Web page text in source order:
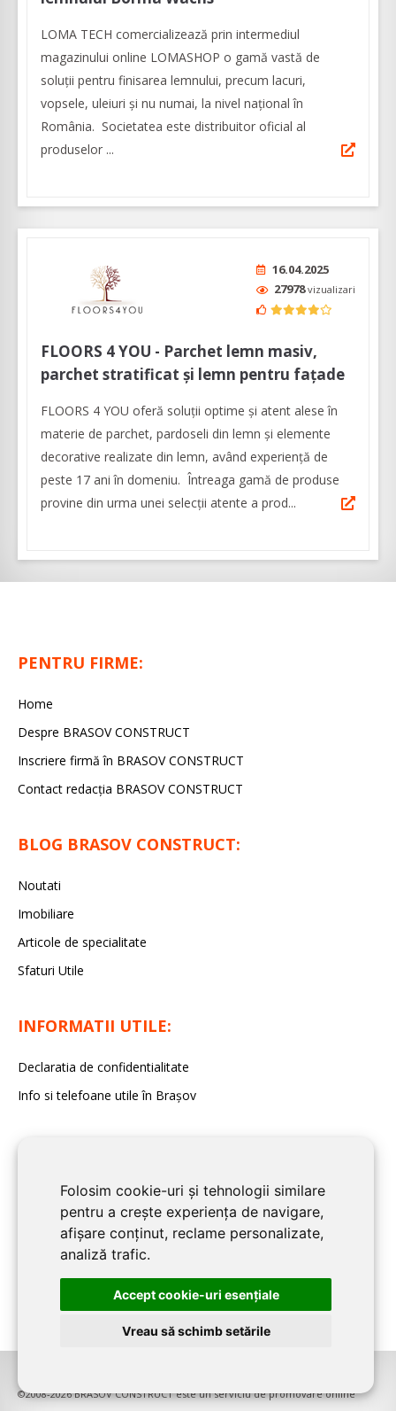
Folosim cookie-uri și tehnologii similare
pentru a crește experiența de navigare,
afișare conținut, reclame personalizate,
analiză trafic.
Accept cookie-uri esenţiale
Vreau să schimb setările
LOMA TECH comercializează prin intermediul
magazinului online LOMASHOP o gamă vastă de
soluții pentru finisarea lemnului, precum lacuri,
vopsele, uleiuri și nu numai, la nivel național în
România. Societatea este distribuitor oficial al
produselor ...
16.04.2025
27978vizualizari
FLOORS 4 YOU - Parchet lemn masiv,
parchet stratificat și lemn pentru fațade
FLOORS 4 YOU oferă soluții optime și atent alese în
materie de parchet, pardoseli din lemn şi elemente
decorative realizate din lemn, având experienţă de
peste 17 ani în domeniu. Întreaga gamă de produse
provine din urma unei selecții atente a prod...
PENTRU FIRME:
Home
Despre BRASOV CONSTRUCT
Inscriere firmă în BRASOV CONSTRUCT
Contact redacţia BRASOV CONSTRUCT
BLOG BRASOV CONSTRUCT:
Noutati
Imobiliare
Articole de specialitate
Sfaturi Utile
INFORMATII UTILE:
Declaratia de confidentialitate
Info si telefoane utile în Braşov
©2008-2026BRASOV CONSTRUCTeste un serviciu de promovare online